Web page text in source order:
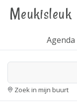
Meukisleuk
Agenda
Zoek in mijn buurt